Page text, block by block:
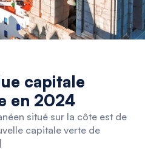
capitale
en 2024
situé sur la côte est de
capitale verte de